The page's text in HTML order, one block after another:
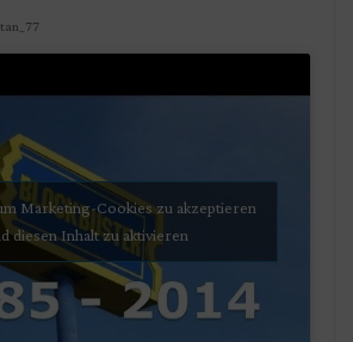
Marketing-Cookies zu akzeptieren
diesen Inhalt zu aktivieren